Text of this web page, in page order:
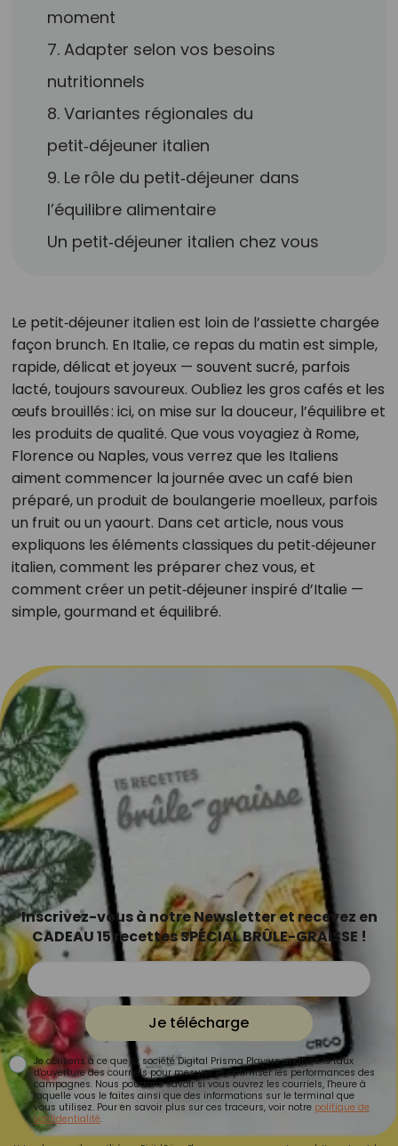
moment
7. Adapter selon vos besoins
nutritionnels
8. Variantes régionales du
petit‑déjeuner italien
9. Le rôle du petit‑déjeuner dans
l’équilibre alimentaire
Un petit‑déjeuner italien chez vous
Le petit‑déjeuner italien est loin de l’assiette chargée
façon brunch. En Italie, ce repas du matin est simple,
rapide, délicat et joyeux — souvent sucré, parfois
lacté, toujours savoureux. Oubliez les gros cafés et les
œufs brouillés : ici, on mise sur la douceur, l’équilibre et
les produits de qualité. Que vous voyagiez à Rome,
Florence ou Naples, vous verrez que les Italiens
aiment commencer la journée avec un café bien
préparé, un produit de boulangerie moelleux, parfois
un fruit ou un yaourt. Dans cet article, nous vous
expliquons les éléments classiques du petit‑déjeuner
italien, comment les préparer chez vous, et
comment créer un petit‑déjeuner inspiré d’Italie —
simple, gourmand et équilibré.
Inscrivez-vous à notre Newsletter et recevez en
CADEAU 15 recettes SPÉCIAL BRÛLE-GRAISSE !
Je télécharge
Je consens à ce que la société Digital Prisma Players analyse le taux
d'ouverture des courriels pour mesurer et optimiser les performances des
campagnes. Nous pourrons savoir si vous ouvrez les courriels, l'heure à
laquelle vous le faites ainsi que des informations sur le terminal que
vous utilisez. Pour en savoir plus sur ces traceurs, voir notre politique de
confidentialité.